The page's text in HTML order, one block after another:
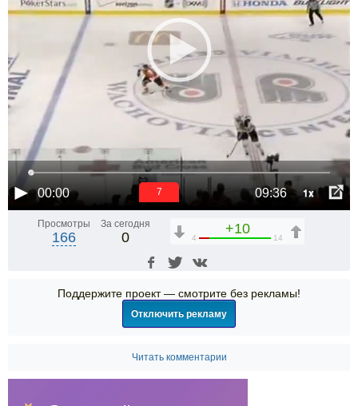
00:00 09:36 1x
6
Просмотры
166
За сегодня
0
+10
4 14
Поддержите проект — смотрите без рекламы!
Отключить рекламу
Читать комментарии